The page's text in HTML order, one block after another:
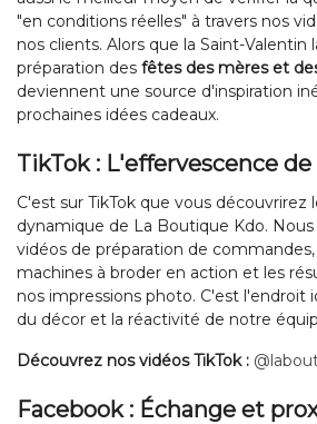
"en conditions réelles" à travers nos
nos clients. Alors que la Saint-Valentin
préparation des fêtes des mères et
deviennent une source d'inspiration
prochaines idées cadeaux.
TikTok : L'effervescence
C'est sur TikTok que vous découvrirez
dynamique de La Boutique Kdo.
vidéos de préparation de
machines à broder en action et les
nos impressions photo. C'est l'endroit
du décor et la réactivité de notre
Découvrez nos vidéos TikTok :
Facebook : Échange et